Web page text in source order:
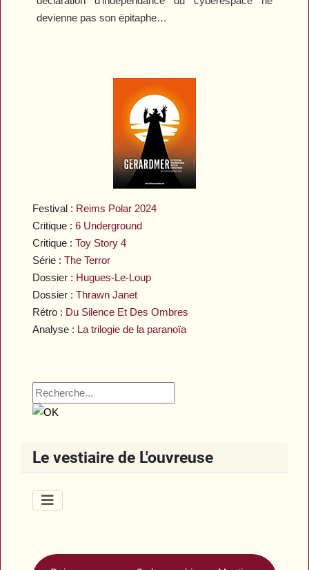
Festival : Reims Polar 2024
Critique :6 Underground
Critique :Toy Story 4
Série :The Terror
Dossier : Hugues-Le-Loup
Dossier :Thrawn Janet
Rétro : Du Silence Et Des Ombres
Analyse : La trilogie de la paranoïa
Le vestiaire de L'ouvreuse
devienne pas son épitaphe…